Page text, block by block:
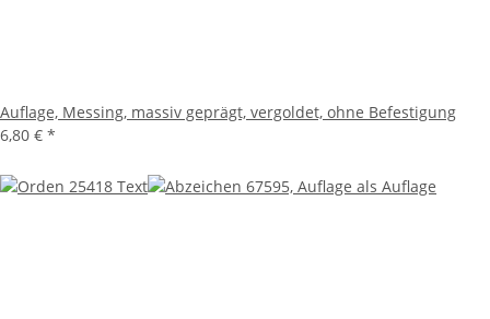
Auflage, Messing, massiv geprägt, vergoldet, ohne Befestigung
6,80 € *